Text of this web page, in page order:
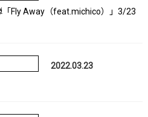
「Fly Away（feat.michico）」3/23
2022.03.23